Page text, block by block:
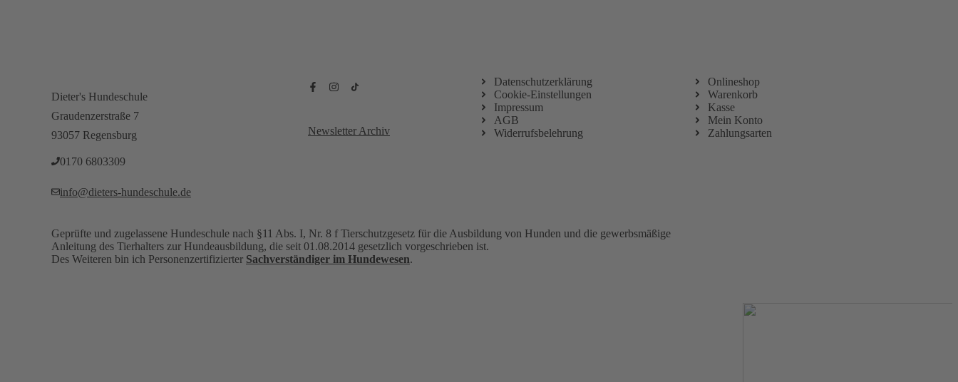
Dieter's Hundeschule
Graudenzerstraße 7
93057 Regensburg
0170 6803309‬
info@dieters-hundeschule.de
Newsletter Archiv
Datenschutzerklärung
Cookie-Einstellungen
Impressum
AGB
Widerrufsbelehrung
Onlineshop
Warenkorb
Kasse
Mein Konto
Zahlungsarten
Geprüfte und zugelassene Hundeschule nach §11 Abs. I, Nr. 8 f Tierschutzgesetz für die Ausbildung von Hunden und die gewerbsmäßige
Anleitung des Tierhalters zur Hundeausbildung, die seit 01.08.2014 gesetzlich vorgeschrieben ist.
Des Weiteren bin ich Personenzertifizierter Sachverständiger im Hundewesen.